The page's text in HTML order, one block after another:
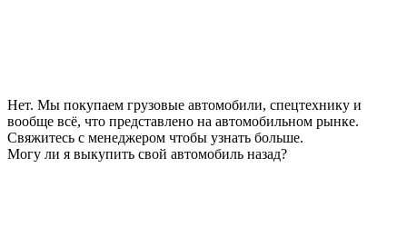
Нет. Мы покупаем грузовые автомобили, спецтехнику и
вообще всё, что представлено на автомобильном рынке.
Свяжитесь с менеджером чтобы узнать больше.
Могу ли я выкупить свой автомобиль назад?